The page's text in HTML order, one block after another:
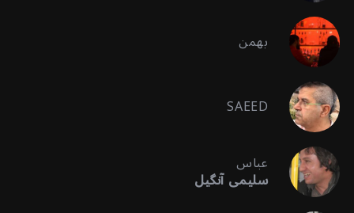
بهمن
SAEED
عباس
سلیمی آنگیل